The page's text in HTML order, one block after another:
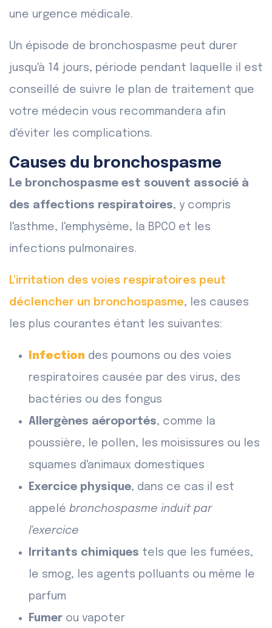
une urgence médicale.
Un épisode de bronchospasme peut durer
jusqu'à 14 jours, période pendant laquelle il est
conseillé de suivre le plan de traitement que
votre médecin vous recommandera afin
d'éviter les complications.
Causes du bronchospasme
Le bronchospasme est souvent associé à
des affections respiratoires, y compris
l'asthme, l'emphysème, la BPCO et les
infections pulmonaires.
L'irritation des voies respiratoires peut
déclencher un bronchospasme, les causes
les plus courantes étant les suivantes:
Infection des poumons ou des voies
respiratoires causée par des virus, des
bactéries ou des fongus
Allergènes aéroportés, comme la
poussière, le pollen, les moisissures ou les
squames d'animaux domestiques
Exercice physique, dans ce cas il est
appelé bronchospasme induit par
l'exercice
Irritants chimiques tels que les fumées,
le smog, les agents polluants ou même le
parfum
Fumer ou vapoter